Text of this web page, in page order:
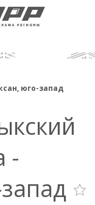
юго-запад
-